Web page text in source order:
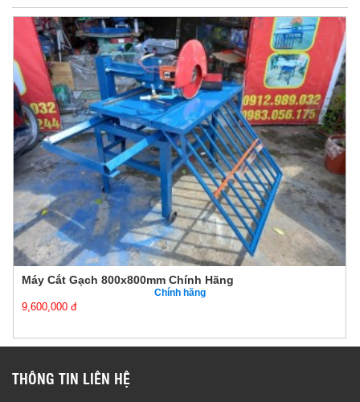
Máy Cắt Gạch 800x800mm Chính Hãng
Chính hãng
9,600,000 đ
THÔNG TIN LIÊN HỆ